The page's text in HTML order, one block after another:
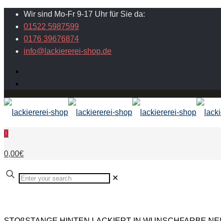
Wir sind Mo-Fr 9-17 Uhr für Sie da:
01522 5987599
0176 39676874
info@lackiererei-shop.de
0
0,00€
✕